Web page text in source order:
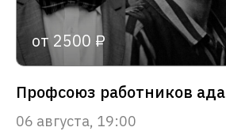
от 2500 ₽
Профсоюз работников ада
06 августа, 19:00